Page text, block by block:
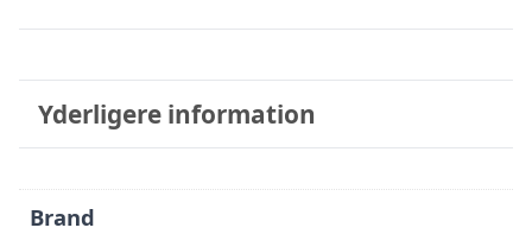
Yderligere information
Brand